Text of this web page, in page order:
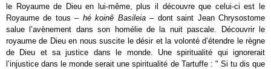
le Royaume de Dieu en lui-même, plus il découvre que celui-ci est le
Royaume de tous – hé koinê Basileia– dont saint Jean Chrysostome
salue l’avènement dans son homélie de la nuit pascale. Découvrir le
royaume de Dieu en nous suscite le désir et la volonté d’étendre le règne
de Dieu et sa justice dans le monde. Une spiritualité qui ignorerait
l’injustice dans le monde serait une spiritualité de Tartuffe : " Si tu dis que